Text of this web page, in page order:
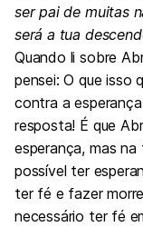
ser pai de muitas
será a tua
Quando li sobre
pensei: O que isso
contra a
resposta! É que
esperança, mas
possível ter
ter fé e fazer
necessário ter fé